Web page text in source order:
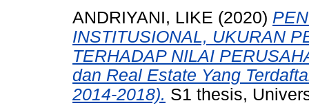
ANDRIYANI, LIKE (2020)
INSTITUSIONAL, UKURAN
TERHADAP NILAI
dan Real Estate Yang
2014-2018). S1 thesis,